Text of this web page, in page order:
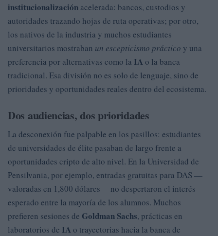
institucionalización acelerada: bancos, custodios y
autoridades trazando hojas de ruta operativas; por otro,
los nativos de la industria y muchos estudiantes
universitarios mostraban un escepticismo práctico y una
preferencia por alternativas como la IA o la banca
tradicional. Esa división no es solo de lenguaje, sino de
prioridades y oportunidades reales dentro del ecosistema.
Dos audiencias, dos prioridades
La desconexión fue palpable en los pasillos: estudiantes
de universidades de élite pasaban de largo frente a
oportunidades cripto de alto nivel. En la Universidad de
Pensilvania, por ejemplo, entradas gratuitas para DAS —
valoradas en 1,800 dólares— no despertaron el interés
esperado entre la mayoría de los alumnos. Muchos
prefieren sesiones de Goldman Sachs, prácticas en
laboratorios de IA o trayectorias hacia la banca de